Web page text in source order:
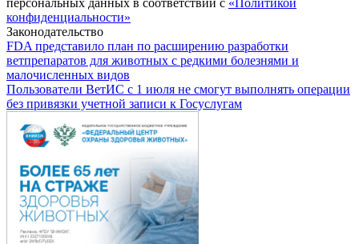
персональных данных в соответствии с «Политикой
конфиденциальности»
Законодательство
FDA представило план по расширению разработки
ветпрепаратов для животных с редкими болезнями и
малочисленных видов
Пользователи ВетИС с 1 июля не смогут выполнять операции
без привязки учетной записи к Госуслугам